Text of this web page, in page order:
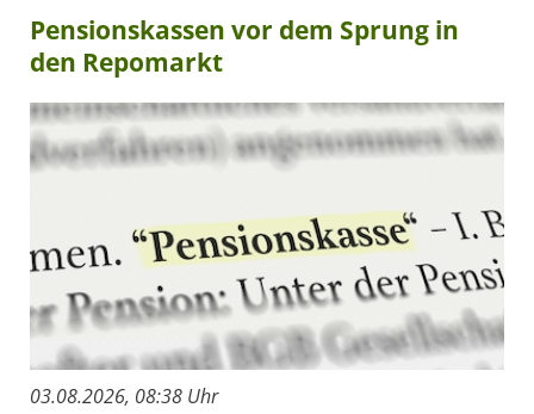
Pensionskassen vor dem Sprung in
den Repomarkt
03.08.2026, 08:38 Uhr